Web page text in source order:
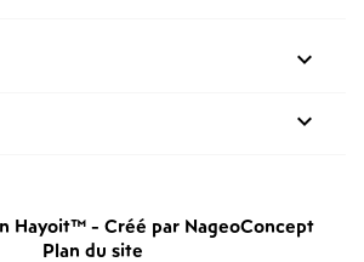


Hayoit™ - Créé par NageoConcept
Plan du site